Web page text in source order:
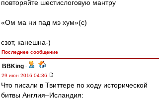
повторяйте шестислоговую мантру
«Ом ма ни пад мэ хум»(c)
сзoт, кaнешнa-)
Последнее сообщение
BBKing -
29 июн 2016 04:36
Что писали в Твиттере по ходу исторической
битвы Англия–Исландия: